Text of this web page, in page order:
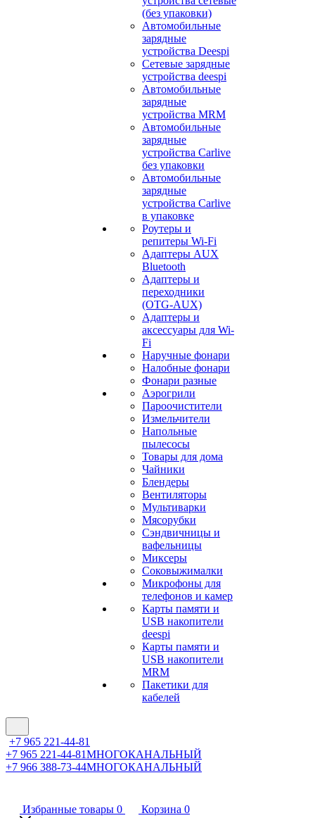
(без упаковки)
Автомобильные
зарядные
устройства Deespi
Сетевые зарядные
устройства deespi
Автомобильные
зарядные
устройства MRM
Автомобильные
зарядные
устройства Carlive
без упаковки
Автомобильные
зарядные
устройства Carlive
в упаковке
Роутеры и
репитеры Wi-Fi
Адаптеры AUX
Bluetooth
Адаптеры и
переходники
(OTG-AUX)
Адаптеры и
аксессуары для Wi-
Fi
Наручные фонари
Налобные фонари
Фонари разные
Аэрогрили
Пароочистители
Измельчители
Напольные
пылесосы
Товары для дома
Чайники
Блендеры
Вентиляторы
Мультиварки
Мясорубки
Сэндвичницы и
вафельницы
Миксеры
Соковыжималки
Микрофоны для
телефонов и камер
Карты памяти и
USB накопители
deespi
Карты памяти и
USB накопители
MRM
Пакетики для
кабелей
+7 965 221-44-81
+7 965 221-44-81МНОГОКАНАЛЬНЫЙ
+7 966 388-73-44МНОГОКАНАЛЬНЫЙ
Избранные товары 0 Корзина 0